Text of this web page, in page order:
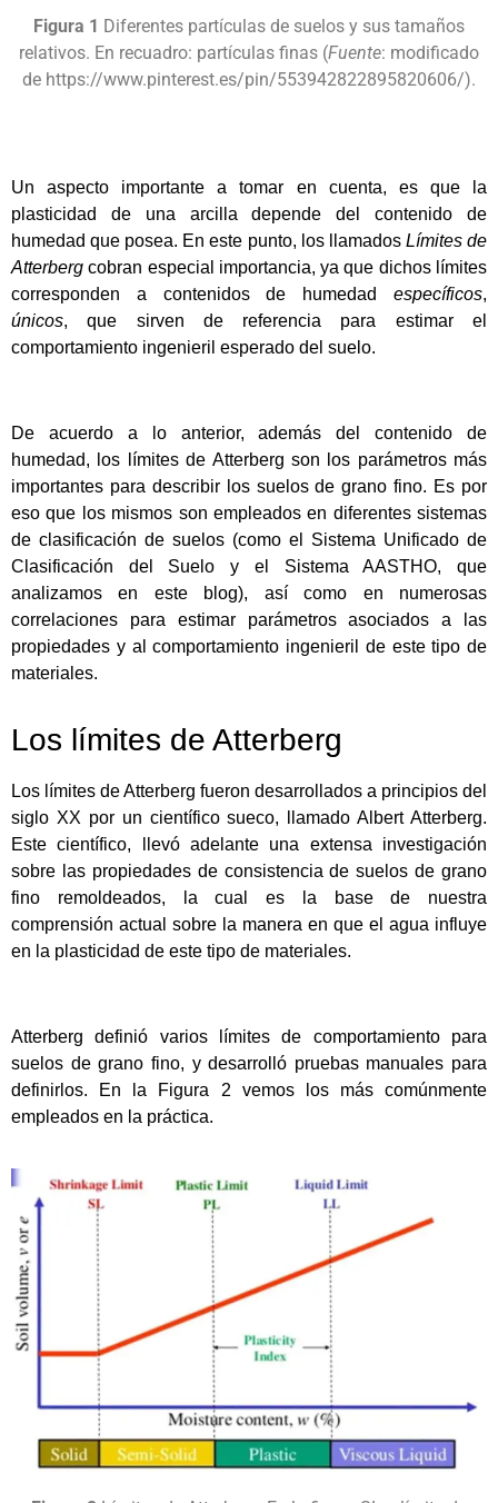
Figura 1 Diferentes partículas de suelos y sus tamaños
relativos. En recuadro: partículas finas (Fuente: modificado
de https://www.pinterest.es/pin/553942822895820606/).
Un aspecto importante a tomar en cuenta, es que la
plasticidad de una arcilla depende del contenido de
humedad que posea. En este punto, los llamados Límites de
Atterberg cobran especial importancia, ya que dichos límites
corresponden a contenidos de humedad específicos,
únicos, que sirven de referencia para estimar el
comportamiento ingenieril esperado del suelo.
De acuerdo a lo anterior, además del contenido de
humedad, los límites de Atterberg son los parámetros más
importantes para describir los suelos de grano fino. Es por
eso que los mismos son empleados en diferentes sistemas
de clasificación de suelos (como el Sistema Unificado de
Clasificación del Suelo y el Sistema AASTHO, que
analizamos en este blog), así como en numerosas
correlaciones para estimar parámetros asociados a las
propiedades y al comportamiento ingenieril de este tipo de
materiales.
Los límites de Atterberg
Los límites de Atterberg fueron desarrollados a principios del
siglo XX por un científico sueco, llamado Albert Atterberg.
Este científico, llevó adelante una extensa investigación
sobre las propiedades de consistencia de suelos de grano
fino remoldeados, la cual es la base de nuestra
comprensión actual sobre la manera en que el agua influye
en la plasticidad de este tipo de materiales.
Atterberg definió varios límites de comportamiento para
suelos de grano fino, y desarrolló pruebas manuales para
definirlos. En la Figura 2 vemos los más comúnmente
empleados en la práctica.